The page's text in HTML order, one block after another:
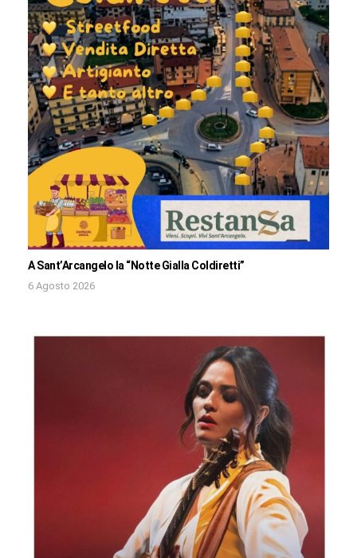
A Sant’Arcangelo la “Notte Gialla Coldiretti”
6 Agosto 2026